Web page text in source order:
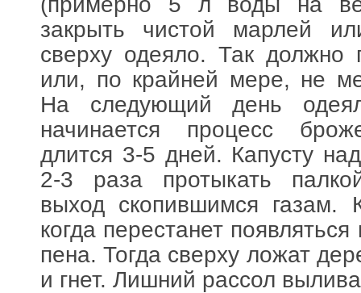
закрыть чистой марлей
сверху одеяло. Так должно
или, по крайней мере, не
На следующий день
начинается процесс
длится 3-5 дней. Капусту
2-3 раза протыкать
выход скопившимся газам.
когда перестанет
пена. Тогда сверху ложат
и гнет. Лишний рассол